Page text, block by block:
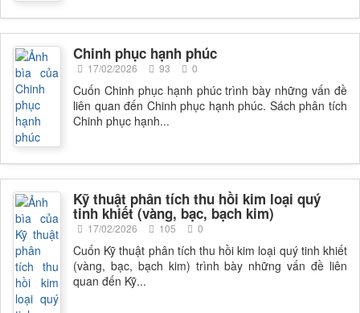
Chinh phục hạnh phúc
17/02/2026 93 0
Cuốn Chinh phục hạnh phúc trình bày những vấn đề
liên quan đến Chinh phục hạnh phúc. Sách phân tích
Chinh phục hạnh...
Kỹ thuật phân tích thu hồi kim loại quý
tinh khiết (vàng, bạc, bạch kim)
17/02/2026 105 0
Cuốn Kỹ thuật phân tích thu hồi kim loại quý tinh khiết
(vàng, bạc, bạch kim) trình bày những vấn đề liên
quan đến Kỹ...